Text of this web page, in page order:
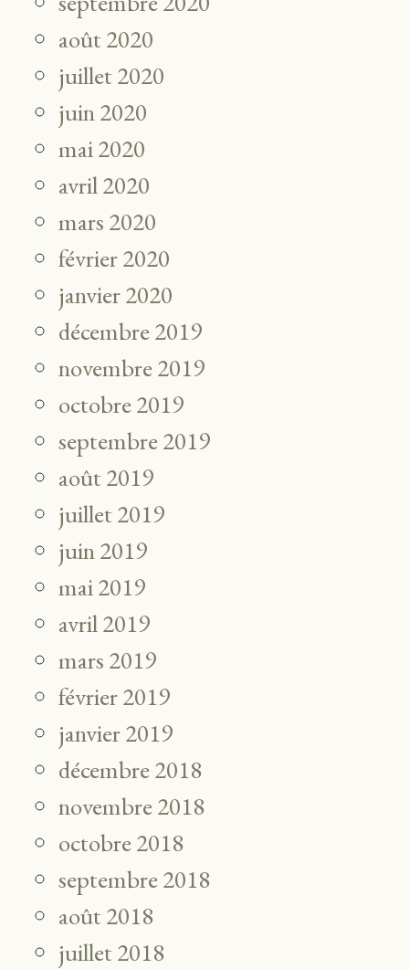
août 2020
juillet 2020
juin 2020
mai 2020
avril 2020
mars 2020
février 2020
janvier 2020
décembre 2019
novembre 2019
octobre 2019
septembre 2019
août 2019
juillet 2019
juin 2019
mai 2019
avril 2019
mars 2019
février 2019
janvier 2019
décembre 2018
novembre 2018
octobre 2018
septembre 2018
août 2018
juillet 2018